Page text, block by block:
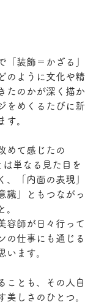
「装飾＝かざる」
のように文化や精
たのかが深く描か
をめくるたびに新
す。
めて感じたの
は単なる見た目を
、「内面の表現」
識」ともつながっ
。
容師が日々行って
の仕事にも通じる
います。
ことも、その人自
美しさのひとつ。